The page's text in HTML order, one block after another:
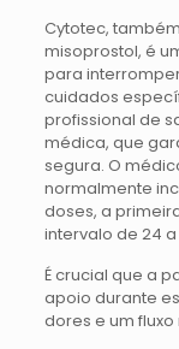
Cytotec,
misoprostol, é
para
cuidados
profissional de
médica, que
segura. O
normalmente
doses, a
intervalo de 24
É crucial que a
apoio durante
dores e um